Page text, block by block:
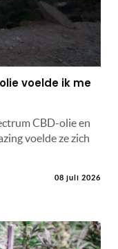
voelde ik me
CBD-olie en
voelde ze zich
08 juli 2026